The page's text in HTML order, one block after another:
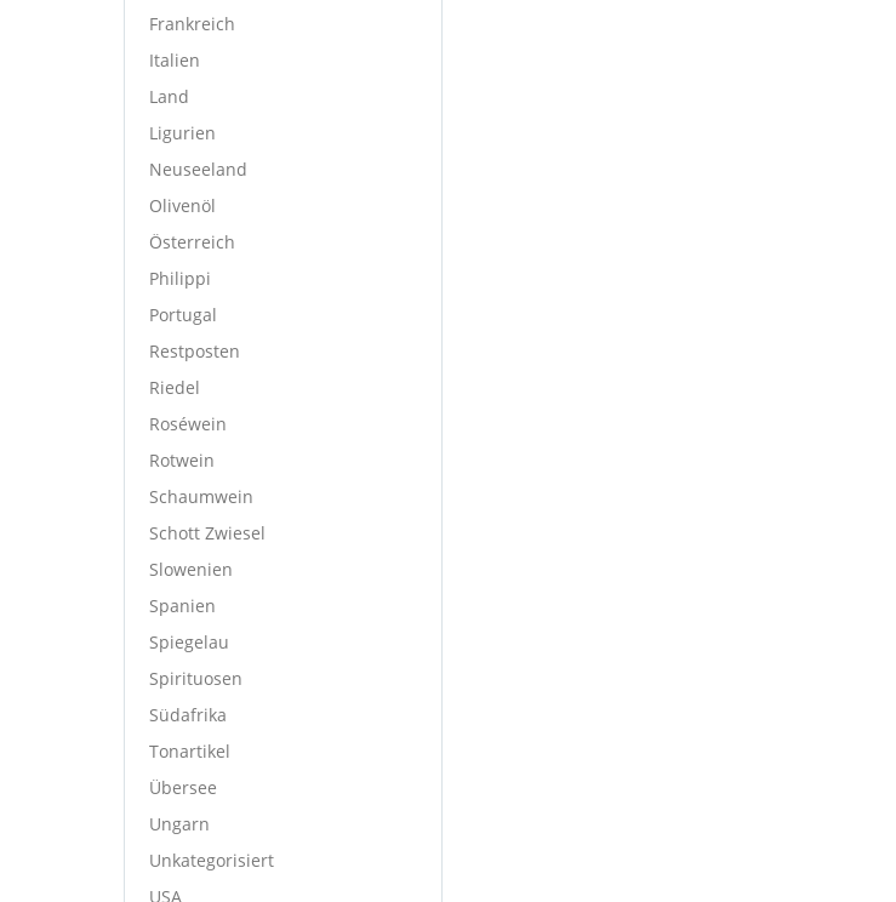
Frankreich
Italien
Land
Ligurien
Neuseeland
Olivenöl
Österreich
Philippi
Portugal
Restposten
Riedel
Roséwein
Rotwein
Schaumwein
Schott Zwiesel
Slowenien
Spanien
Spiegelau
Spirituosen
Südafrika
Tonartikel
Übersee
Ungarn
Unkategorisiert
USA